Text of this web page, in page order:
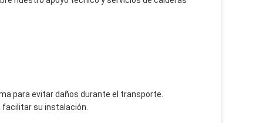
para evitar daños durante el transporte.
facilitar su instalación.